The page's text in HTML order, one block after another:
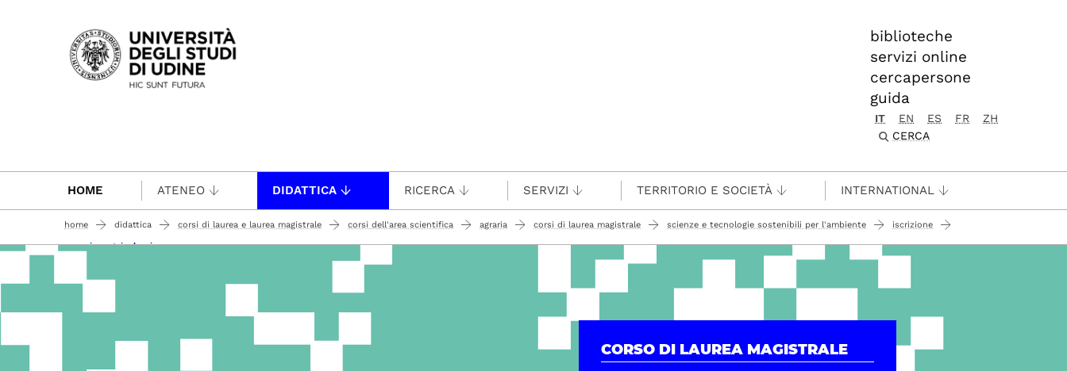
Passa al contenuto principale
biblioteche
servizi online
cercapersone
guida
IT EN ES FR
ZH
CERCA
HOME ATENEO DIDATTICA RICERCA SERVIZI TERRITORIO E SOCIETÀ INTERNATIONAL
home didattica corsi di laurea e laurea magistrale corsi dell'area scientifica agraria corsi di laurea magistrale scienze e tecnologie sostenibili per l'ambiente iscrizione
come immatricolarsi
CORSO DI LAUREA MAGISTRALE